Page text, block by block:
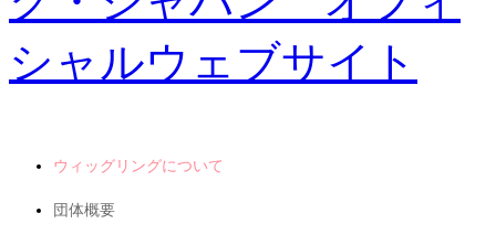
ウィッグリングについて
団体概要